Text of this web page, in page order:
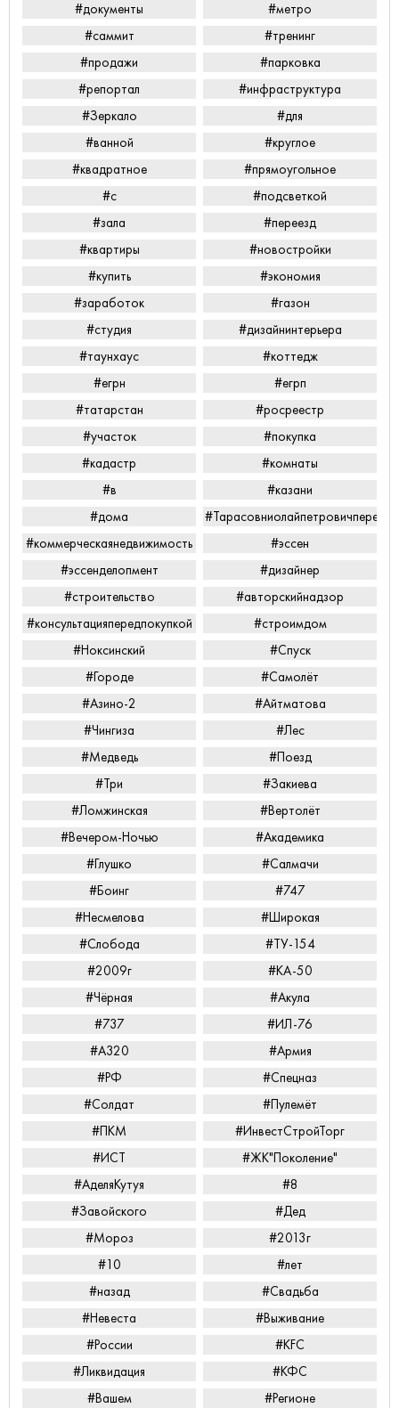
#документы
#метро
#саммит
#тренинг
#продажи
#парковка
#репортал
#инфраструктура
#Зеркало
#для
#ванной
#круглое
#квадратное
#прямоугольное
#с
#подсветкой
#зала
#переезд
#квартиры
#новостройки
#купить
#экономия
#заработок
#газон
#студия
#дизайнинтерьера
#таунхаус
#коттедж
#егрн
#егрп
#татарстан
#росреестр
#участок
#покупка
#кадастр
#комнаты
#в
#казани
#дома
#коммерческаянедвижимость
#эссен
#эссенделопмент
#дизайнер
#строительство
#авторскийнадзор
#консультацияпередпокупкой
#строимдом
#Ноксинский
#Спуск
#Городе
#Самолёт
#Азино-2
#Айтматова
#Чингиза
#Лес
#Медведь
#Поезд
#Три
#Закиева
#Ломжинская
#Вертолёт
#Вечером-Ночью
#Академика
#Глушко
#Салмачи
#Боинг
#747
#Несмелова
#Широкая
#Слобода
#ТУ-154
#2009г
#КА-50
#Чёрная
#Акула
#737
#ИЛ-76
#А320
#Армия
#РФ
#Спецназ
#Солдат
#Пулемёт
#ПКМ
#ИнвестСтройТорг
#ИСТ
#ЖК"Поколение"
#АделяКутуя
#8
#Завойского
#Дед
#Мороз
#2013г
#10
#лет
#назад
#Свадьба
#Невеста
#Выживание
#России
#KFC
#Ликвидация
#КФС
#Вашем
#Регионе